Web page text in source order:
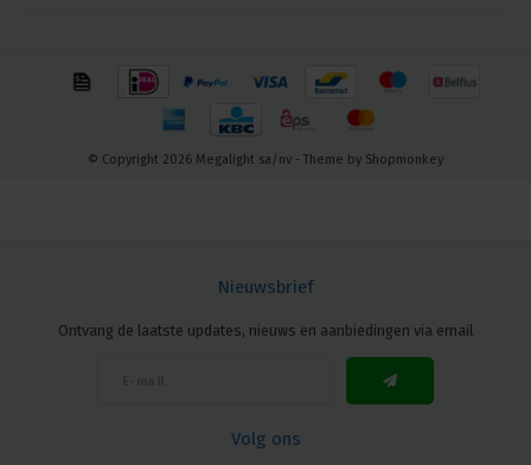
© Copyright 2026 Megalight sa/nv - Theme by Shopmonkey
Nieuwsbrief
Ontvang de laatste updates, nieuws en aanbiedingen via email
Volg ons